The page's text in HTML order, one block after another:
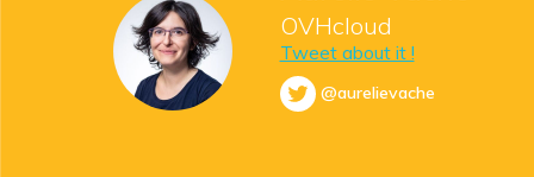
OVHcloud
Tweet about it !
@aurelievache